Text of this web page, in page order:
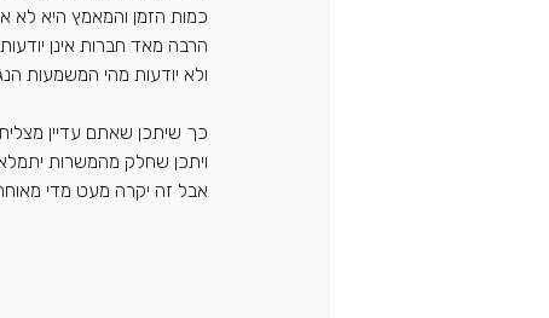
כמות הזמן והמאמץ היא לא
הרבה מאד חברות אינן
ולא יודעות מהי המשמעות
כך שיתכן שאתם עדיין
ויתכן שחלק מהמשרות
אבל זה יקרה מעט מדי